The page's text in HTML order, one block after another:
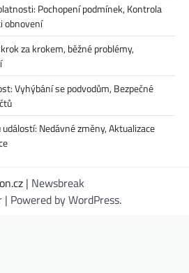
Pochopení podmínek, Kontrola
obnovení
za krokem, běžné problémy,
Vyhýbání se podvodům, Bezpečné
Nedávné změny, Aktualizace
| Newsbreak
| Powered byWordPress.